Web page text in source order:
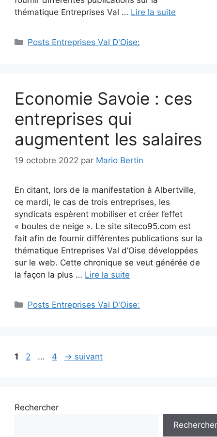
thématique Entreprises Val … Lire la suite
Catégories
Posts Entreprises Val D'Oise:
Economie Savoie : ces
entreprises qui
augmentent les salaires
19 octobre 2022 par Mario Bertin
En citant, lors de la manifestation à Albertville,
ce mardi, le cas de trois entreprises, les
syndicats espèrent mobiliser et créer l’effet
« boules de neige ». Le site siteco95.com est
fait afin de fournir différentes publications sur la
thématique Entreprises Val d’Oise développées
sur le web. Cette chronique se veut générée de
la façon la plus … Lire la suite
Catégories
Posts Entreprises Val D'Oise:
Navigation
Page
1 Page
2 … Page
4 → suivant
Rechercher
Rechercher